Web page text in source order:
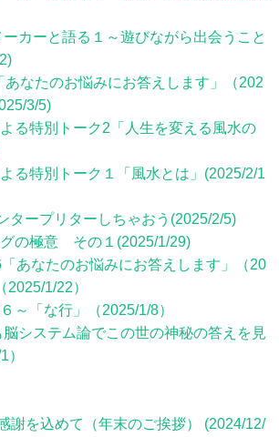
カーと語る１～遊びながら出会うこと
あなたのお悩みにお答えします」（202
3/5)
る特別トーク2「人生を変える風水の
る特別トーク１「風水とは」(2025/2/1
ープリターしちゃおう(2025/2/5)
の極意 その１(2025/1/29)
あなたのお悩みにお答えします」（20
1/22）
～「な行」（2025/1/8）
システム論でこの世の神秘の答えを見
を込めて（年末のご挨拶） (2024/12/